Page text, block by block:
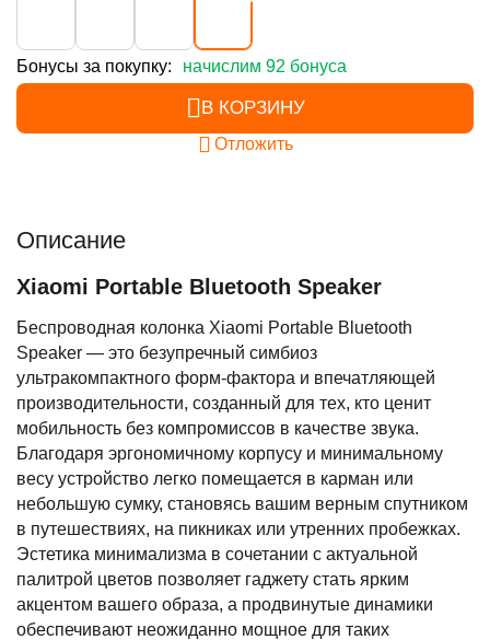
Бонусы за покупку: начислим 92 бонуса
В КОРЗИНУ
Отложить
Описание
Xiaomi Portable Bluetooth Speaker
Беспроводная колонка Xiaomi Portable Bluetooth
Speaker — это безупречный симбиоз
ультракомпактного форм-фактора и впечатляющей
производительности, созданный для тех, кто ценит
мобильность без компромиссов в качестве звука.
Благодаря эргономичному корпусу и минимальному
весу устройство легко помещается в карман или
небольшую сумку, становясь вашим верным спутником
в путешествиях, на пикниках или утренних пробежках.
Эстетика минимализма в сочетании с актуальной
палитрой цветов позволяет гаджету стать ярким
акцентом вашего образа, а продвинутые динамики
обеспечивают неожиданно мощное для таких